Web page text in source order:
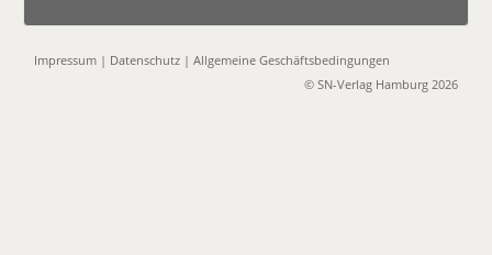
Impressum | Datenschutz |Allgemeine Geschäftsbedingungen
© SN-Verlag Hamburg 2026